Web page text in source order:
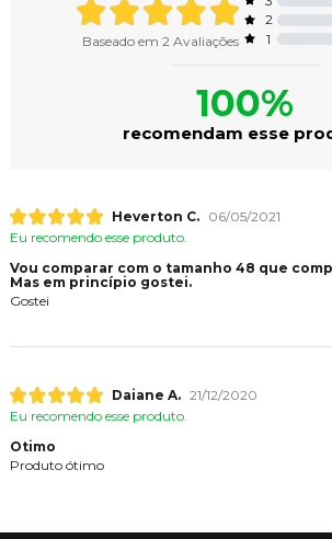
Baseado em 2 Avaliações
2
1
100%
recomendam esse
Heverton C.
06/05/2021
Eu recomendo esse produto.
Vou comparar com o tamanho 48 que
Mas em princípio gostei.
Gostei
Daiane A. 21/12/2020
Eu recomendo esse produto.
Otimo
Produto ótimo